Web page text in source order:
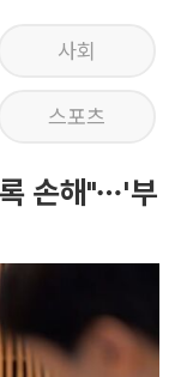
사회
스포츠
손해"…'부